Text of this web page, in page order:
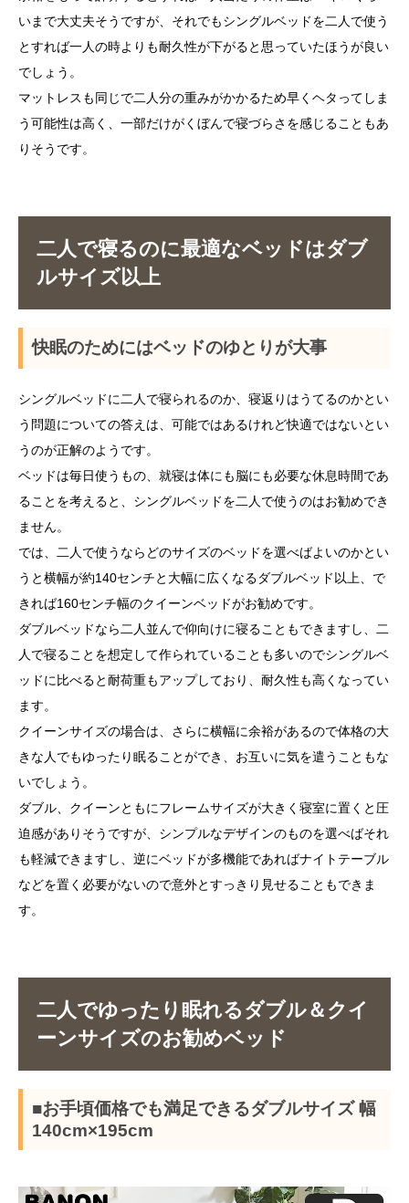
いまで大丈夫そうですが、それでもシングルベッドを二人で使う
とすれば一人の時よりも耐久性が下がると思っていたほうが良い
でしょう。
マットレスも同じで二人分の重みがかかるため早くヘタってしま
う可能性は高く、一部だけがくぼんで寝づらさを感じることもあ
りそうです。
二人で寝るのに最適なベッドはダブ
ルサイズ以上
快眠のためにはベッドのゆとりが大事
シングルベッドに二人で寝られるのか、寝返りはうてるのかとい
う問題についての答えは、可能ではあるけれど快適ではないとい
うのが正解のようです。
ベッドは毎日使うもの、就寝は体にも脳にも必要な休息時間であ
ることを考えると、シングルベッドを二人で使うのはお勧めでき
ません。
では、二人で使うならどのサイズのベッドを選べばよいのかとい
うと横幅が約140センチと大幅に広くなるダブルベッド以上、で
きれば160センチ幅のクイーンベッドがお勧めです。
ダブルベッドなら二人並んで仰向けに寝ることもできますし、二
人で寝ることを想定して作られていることも多いのでシングルベ
ッドに比べると耐荷重もアップしており、耐久性も高くなってい
ます。
クイーンサイズの場合は、さらに横幅に余裕があるので体格の大
きな人でもゆったり眠ることができ、お互いに気を遣うこともな
いでしょう。
ダブル、クイーンともにフレームサイズが大きく寝室に置くと圧
迫感がありそうですが、シンプルなデザインのものを選べばそれ
も軽減できますし、逆にベッドが多機能であればナイトテーブル
などを置く必要がないので意外とすっきり見せることもできま
す。
二人でゆったり眠れるダブル＆クイ
ーンサイズのお勧めベッド
■お手頃価格でも満足できるダブルサイズ 幅
140cm×195cm